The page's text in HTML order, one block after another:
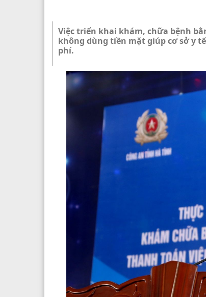
Việc triển khai khám, chữa bệnh
không dùng tiền mặt giúp cơ sở y
phí.